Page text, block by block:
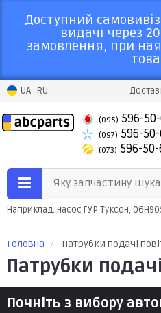
Доступний
видачі через
замовлення, при
UA RU
(095) 596-
(097) 596-
(073) 596-
Яку запчастину
Наприклад: насос ГУР Туксон,
Головна Патрубки подачі
Патрубки
Почніть з вибору